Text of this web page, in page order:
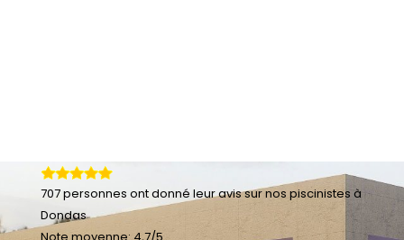
707personnes ont donné leuravis sur nos piscinistes à
Dondas